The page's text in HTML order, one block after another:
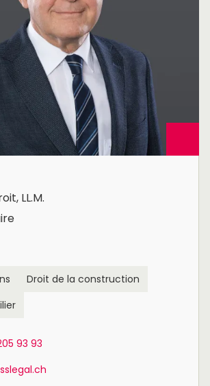
LL.M.
Droit de la construction
93 93